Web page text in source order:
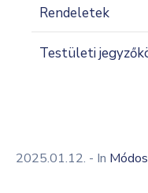
Rendeletek
Testületi
2025.01.12. - In